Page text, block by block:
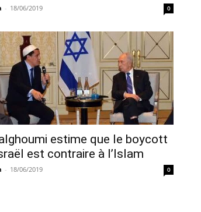
- 18/06/2019 0
estime que le boycott
est contraire à l’Islam
- 18/06/2019 0